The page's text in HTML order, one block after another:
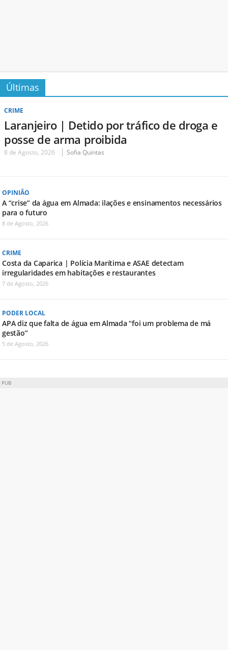
Últimas
CRIME
Laranjeiro | Detido por tráfico de droga e
posse de arma proibida
8 de Agosto, 2026 Sofia Quintas
OPINIÃO
A “crise” da água em Almada: ilações e ensinamentos necessários
para o futuro
8 de Agosto, 2026
CRIME
Costa da Caparica | Polícia Marítima e ASAE detectam
irregularidades em habitações e restaurantes
7 de Agosto, 2026
PODER LOCAL
APA diz que falta de água em Almada “foi um problema de má
gestão”
5 de Agosto, 2026
PUB